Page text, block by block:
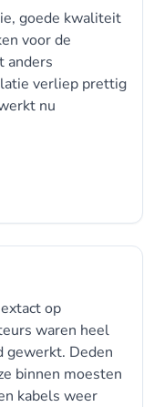
goede kwaliteit
voor de
anders
verliep prettig
nu
op
waren heel
gewerkt. Deden
binnen moesten
kabels weer